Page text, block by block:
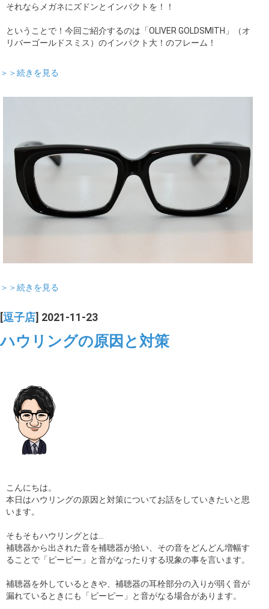
それならメガネにズドンとインパクトを！！
ということで！今回ご紹介するのは「OLIVER GOLDSMITH」（オ
リバーゴールドスミス）のインパクト大！のフレーム！
＞＞続きを見る
＞＞続きを見る
逗子店 ] 2021-11-23
ハウリングの原因と対策
こんにちは。
本日はハウリングの原因と対策についてお話をしていきたいと思
います。
そもそもハウリングとは…
補聴器から出された音を補聴器が拾い、その音をどんどん増幅す
ることで「ピーピー」と音がなったりする現象の事を言います。
補聴器を外しているときや、補聴器の耳栓部分の入りが弱く音が
漏れているときにも「ピーピー」と音がなる場合があります。